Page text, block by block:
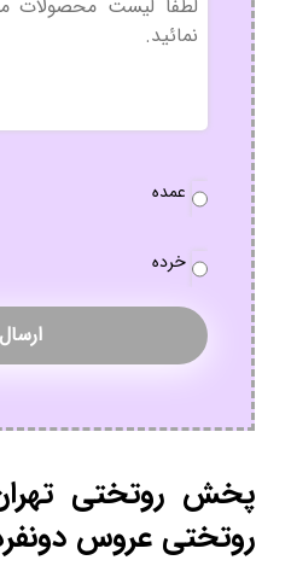
عنوان
سفارش
عمده
خرده
پخش روتختی
روتختی عروس